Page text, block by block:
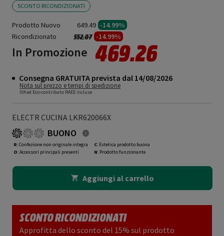
SCONTO RICONDIZIONATI
Prodotto Nuovo 649.49 -14.99%
Ricondizionato
Prezzo ridotto da
552.07a -14.99%
In Promozione 469.26
Consegna GRATUITA prevista dal 14/08/2026
Nota sul prezzo e tempi di spedizione
IVA ed Eco-contributo RAEE incluse
ELECTR CUCINA LKR620066X
BUONO
R: Confezione non originale integra
O: Accessori principali presenti
C: Estetica prodotto buona
N: Prodotto funzionante
Aggiungi al carrello
SCONTO RICONDIZIONATI
Approfitta dello sconto del 15% sul prodotto